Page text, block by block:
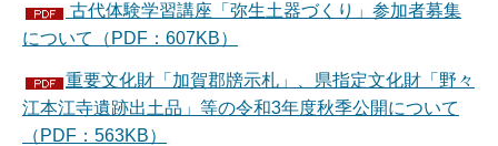
古代体験学習講座「弥生土器づくり」参加者募集
について（PDF：607KB）
重要文化財「加賀郡牓示札」、県指定文化財「野々
江本江寺遺跡出土品」等の令和3年度秋季公開について
（PDF：563KB）